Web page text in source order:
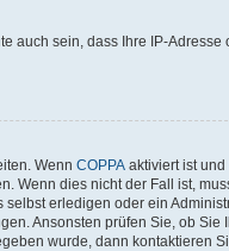
auch sein, dass Ihre IP-Adresse
Wenn COPPA aktiviert ist
Wenn dies nicht der Fall ist,
erledigen oder ein
Ansonsten prüfen Sie, ob Sie
wurde, dann kontaktieren